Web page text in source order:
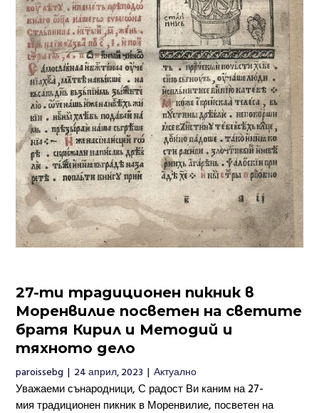
27-ти традиционен пикник в
Моренвилие посветен на светите
братя Кирил и Методий и
тяхното дело
paroissebg | 24 април, 2023 | Актуално
Уважаеми сънародници, С радост Ви каним на 27-
мия традиционен пикник в Моренвилие, посветен на